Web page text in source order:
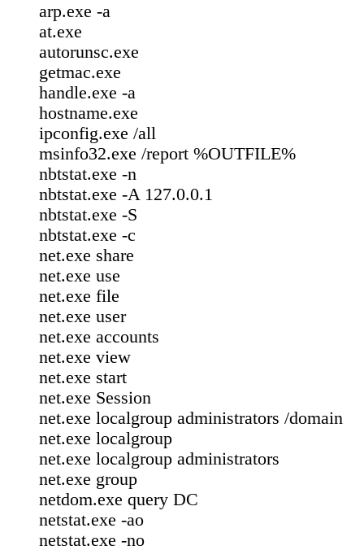
arp.exe ‐a
at.exe
autorunsc.exe
getmac.exe
handle.exe ‐a
hostname.exe
ipconfig.exe /all
msinfo32.exe /report %OUTFILE%
nbtstat.exe ‐n
nbtstat.exe ‐A 127.0.0.1
nbtstat.exe ‐S
nbtstat.exe ‐c
net.exe share
net.exe use
net.exe file
net.exe user
net.exe accounts
net.exe view
net.exe start
net.exe Session
net.exe localgroup administrators /domain
net.exe localgroup
net.exe localgroup administrators
net.exe group
netdom.exe query DC
netstat.exe ‐ao
netstat.exe ‐no